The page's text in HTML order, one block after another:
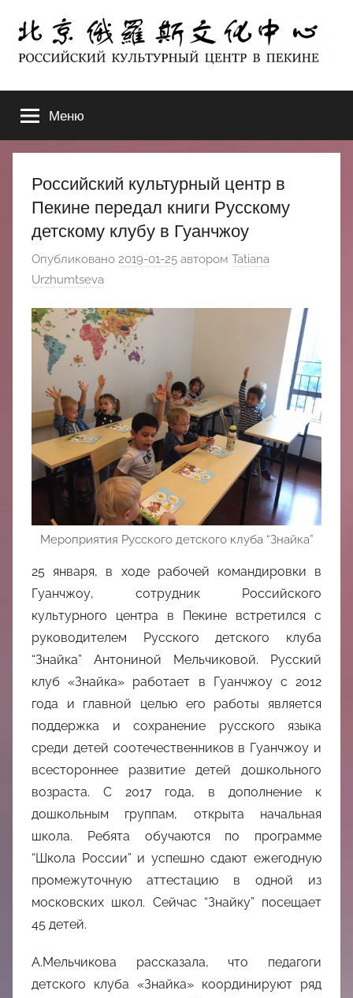
содержимому
北
京
俄
罗
斯
文
化
心
ЦЕНТР
В
ПЕКИНЕ
Меню
Российский культурный центр в
Пекине передал книги Русскому
детскому клубу в Гуанчжоу
Опубликовано 2019-01-25 автором Tatiana
Urzhumtseva
Мероприятия Русского детского клуба “Знайка”
25 января, в ходе рабочей командировки в
Гуанчжоу, сотрудник Российского
культурного центра в Пекине встретился с
руководителем Русского детского клуба
“Знайка” Антониной Мельчиковой. Русский
клуб «Знайка» работает в Гуанчжоу с 2012
года и главной целью его работы является
поддержка и сохранение русского языка
среди детей соотечественников в Гуанчжоу и
всестороннее развитие детей дошкольного
возраста. С 2017 года, в дополнение к
дошкольным группам, открыта начальная
школа. Ребята обучаются по программе
“Школа России” и успешно сдают ежегодную
промежуточную аттестацию в одной из
московских школ. Сейчас “Знайку” посещает
45 детей.
А.Мельчикова рассказала, что педагоги
детского клуба «Знайка» координируют ряд